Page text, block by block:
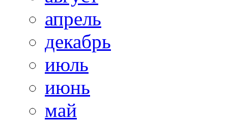
апрель
декабрь
июль
июнь
май